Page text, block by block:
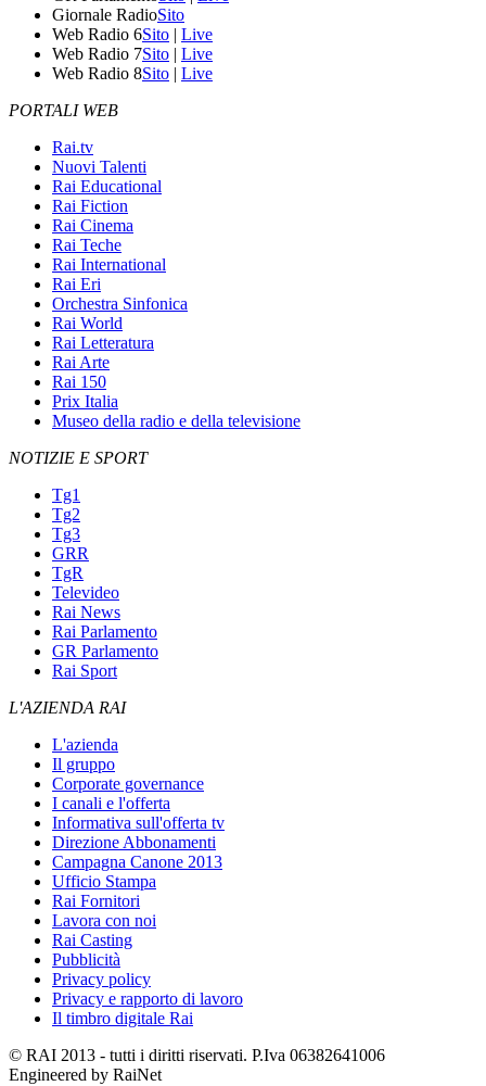
Giornale RadioSito
Web Radio 6Sito | Live
Web Radio 7Sito | Live
Web Radio 8Sito | Live
PORTALI WEB
Rai.tv
Nuovi Talenti
Rai Educational
Rai Fiction
Rai Cinema
Rai Teche
Rai International
Rai Eri
Orchestra Sinfonica
Rai World
Rai Letteratura
Rai Arte
Rai 150
Prix Italia
Museo della radio e della televisione
NOTIZIE E SPORT
Tg1
Tg2
Tg3
GRR
TgR
Televideo
Rai News
Rai Parlamento
GR Parlamento
Rai Sport
L'AZIENDA RAI
L'azienda
Il gruppo
Corporate governance
I canali e l'offerta
Informativa sull'offerta tv
Direzione Abbonamenti
Campagna Canone 2013
Ufficio Stampa
Rai Fornitori
Lavora con noi
Rai Casting
Pubblicità
Privacy policy
Privacy e rapporto di lavoro
Il timbro digitale Rai
© RAI 2013 - tutti i diritti riservati. P.Iva 06382641006
Engineered by RaiNet